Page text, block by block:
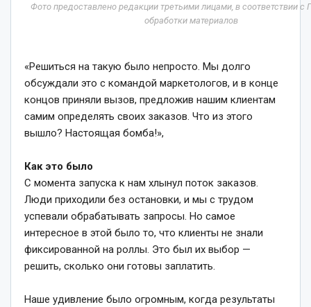
Фото предоставлено редакции третьими лицами, в соответствии с
обработки материалов
«Решиться на такую было непросто. Мы долго
обсуждали это с командой маркетологов, и в конце
концов приняли вызов, предложив нашим клиентам
самим определять своих заказов. Что из этого
вышло? Настоящая бомба!»,
Как это было
С момента запуска к нам хлынул поток заказов.
Люди приходили без остановки, и мы с трудом
успевали обрабатывать запросы. Но самое
интересное в этой было то, что клиенты не знали
фиксированной на роллы. Это был их выбор —
решить, сколько они готовы заплатить.
Наше удивление было огромным, когда результаты